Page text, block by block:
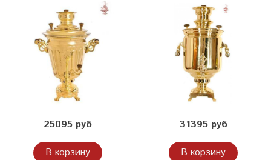
25095 руб
В корзину
31395 руб
В корзину